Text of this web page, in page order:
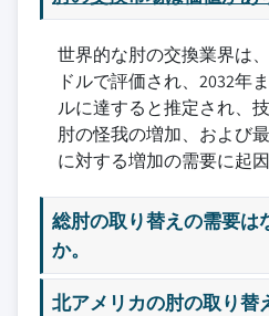
3.7 PESTEL分析
3.9マイル 市場動向
3.10ギャップ分析
9.3.2 イギリス
9.3.3 フランス
9.3.4 イタリア
9.3.5 スペイン
9.3.6 ヨーロッパの残
9.4の アジアパシフィック
9.4.2 日本
9.4.4 オーストラリア
10.5 リマコープS.p.A.
10.6 オルトホフィックス
10.7 オットボック
10.8 ストライカー株式会社
10.9 Wright 医療グループN.V.
世界的な肘の交換業界は
ドルで評価され、2032年
ルに達すると推定され、
肘の怪我の増加、および
に対する増加の需要に起因
総肘の取り替えの需要は
か。
北アメリカの肘の取り替